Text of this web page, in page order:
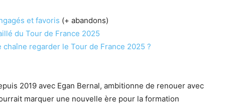
et favoris (+ abandons)
du Tour de France 2025
regarder le Tour de France 2025 ?
2019 avec Egan Bernal, ambitionne de renouer avec
marquer une nouvelle ère pour la formation